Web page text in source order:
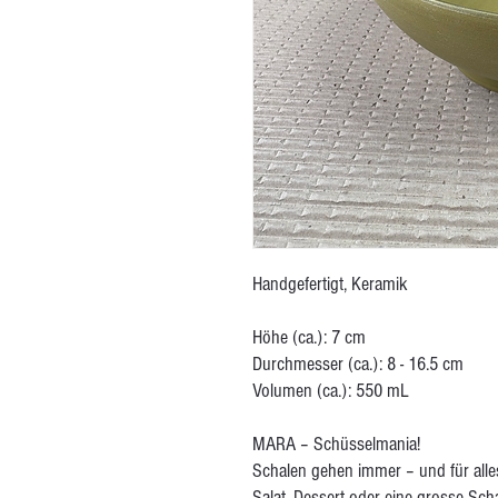
Handgefertigt, Keramik
Höhe (ca.): 7 cm
Durchmesser (ca.): 8 - 16.5 cm
Volumen (ca.): 550 mL
MARA – Schüsselmania!
Schalen gehen immer – und für